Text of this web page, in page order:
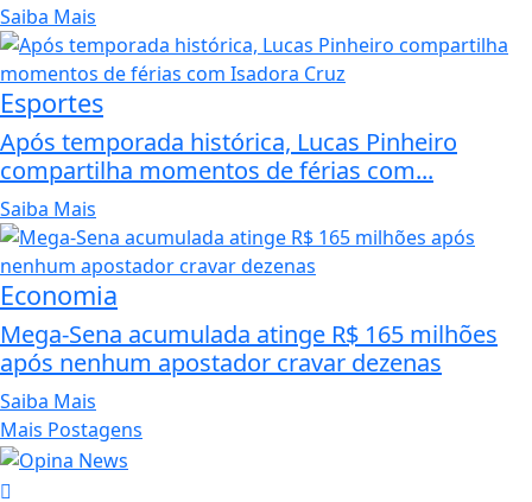
Saiba Mais
Esportes
Após temporada histórica, Lucas Pinheiro
compartilha momentos de férias com...
Saiba Mais
Economia
Mega-Sena acumulada atinge R$ 165 milhões
após nenhum apostador cravar dezenas
Saiba Mais
Mais Postagens